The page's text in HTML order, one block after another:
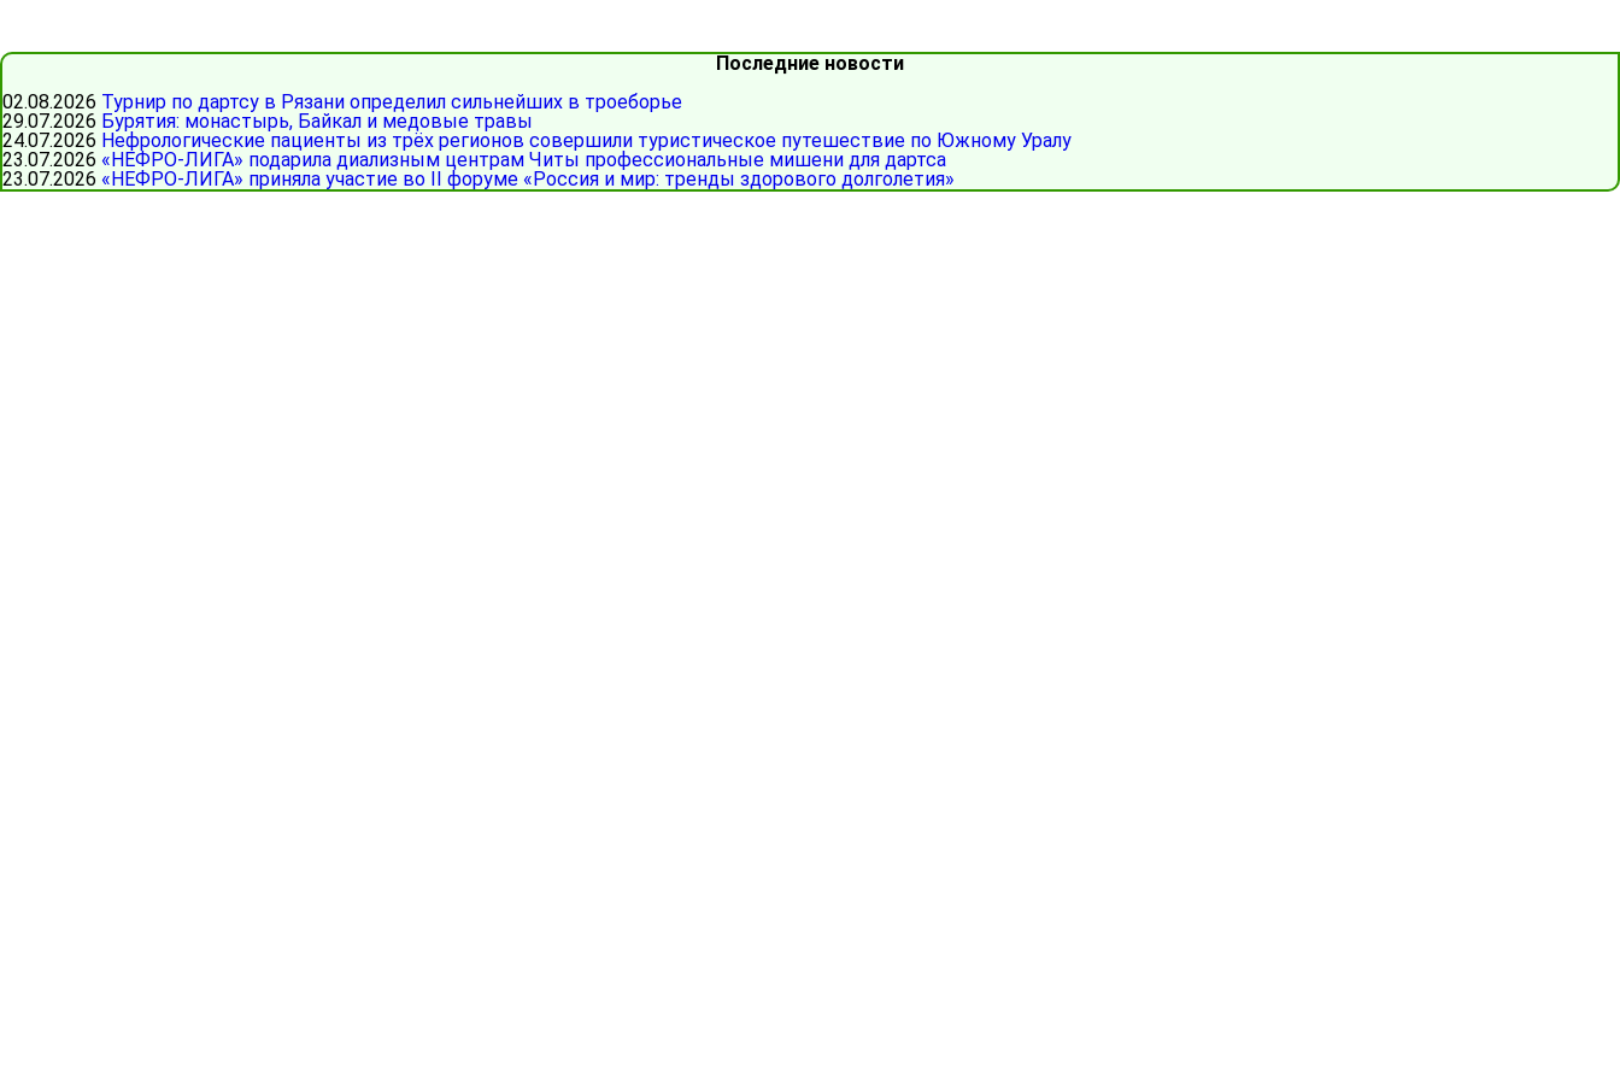
Последние новости
02.08.2026 Турнир по дартсу в Рязани определил сильнейших в троеборье
29.07.2026 Бурятия: монастырь, Байкал и медовые травы
24.07.2026 Нефрологические пациенты из трёх регионов совершили туристическое путешествие по Южному Уралу
23.07.2026 «НЕФРО-ЛИГА» подарила диализным центрам Читы профессиональные мишени для дартса
23.07.2026 «НЕФРО-ЛИГА» приняла участие во II форуме «Россия и мир: тренды здорового долголетия»